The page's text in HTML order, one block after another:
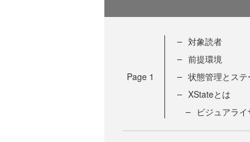
Page 1
対象読者
前提環境
状態管理とス
XStateとは
ビジュアラ